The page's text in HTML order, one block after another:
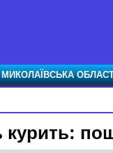
МИКОЛАЇВСЬКА
курить: